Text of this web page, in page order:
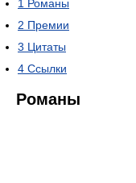
1 Романы
2 Премии
3 Цитаты
4 Ссылки
Романы